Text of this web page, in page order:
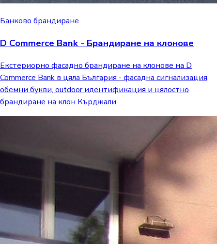
Банково брандиране
D Commerce Bank - Брандиране на клонове
Екстериорно фасадно брандиране на клонове на D
Commerce Bank в цяла България - фасадна сигнализация,
обемни букви, outdoor идентификация и цялостно
брандиране на клон Кърджали.